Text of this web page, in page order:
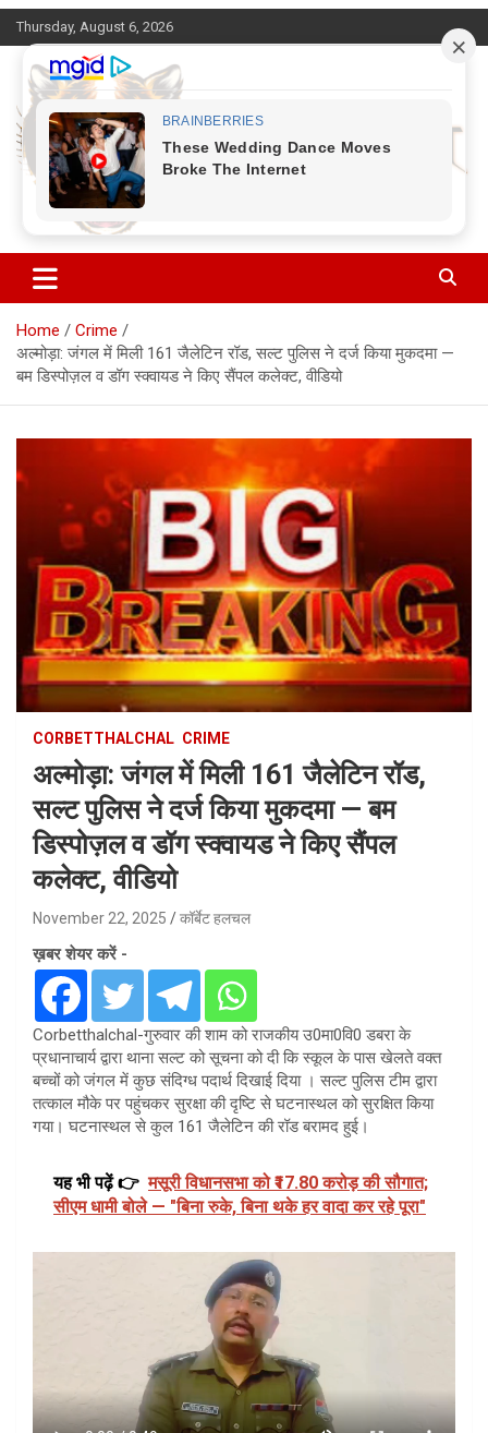
Skip
to
content
Thursday, August 6, 2026
Corbett Halchal (कॉर्बेट हलचल)
Home
Crime
अल्मोड़ा: जंगल में मिली 161 जैलेटिन रॉड, सल्ट पुलिस ने दर्ज किया मुकदमा —
बम डिस्पोज़ल व डॉग स्क्वायड ने किए सैंपल कलेक्ट, वीडियो
CORBETTHALCHAL CRIME
अल्मोड़ा: जंगल में मिली 161 जैलेटिन रॉड,
सल्ट पुलिस ने दर्ज किया मुकदमा — बम
डिस्पोज़ल व डॉग स्क्वायड ने किए सैंपल
कलेक्ट, वीडियो
November 22, 2025 कॉर्बेट हलचल
ख़बर शेयर करें -
Corbetthalchal-गुरुवार की शाम को राजकीय उ0मा0वि0 डबरा के
प्रधानाचार्य द्वारा थाना सल्ट को सूचना को दी कि स्कूल के पास खेलते वक्त
बच्चों को जंगल में कुछ संदिग्ध पदार्थ दिखाई दिया । सल्ट पुलिस टीम द्वारा
तत्काल मौके पर पहुंचकर सुरक्षा की दृष्टि से घटनास्थल को सुरक्षित किया
गया। घटनास्थल से कुल 161 जैलेटिन की रॉड बरामद हुई।
यह भी पढ़ें 👉 मसूरी विधानसभा को ₹17.80 करोड़ की सौगात;
सीएम धामी बोले — "बिना रुके, बिना थके हर वादा कर रहे पूरा"